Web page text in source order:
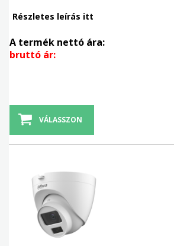
Részletes leírás itt
A termék nettó ára:
bruttó ár:
VÁLASSZON